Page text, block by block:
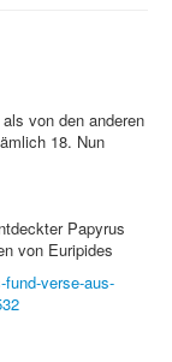
von den anderen
18. Nun
Papyrus
von Euripides
verse-aus-